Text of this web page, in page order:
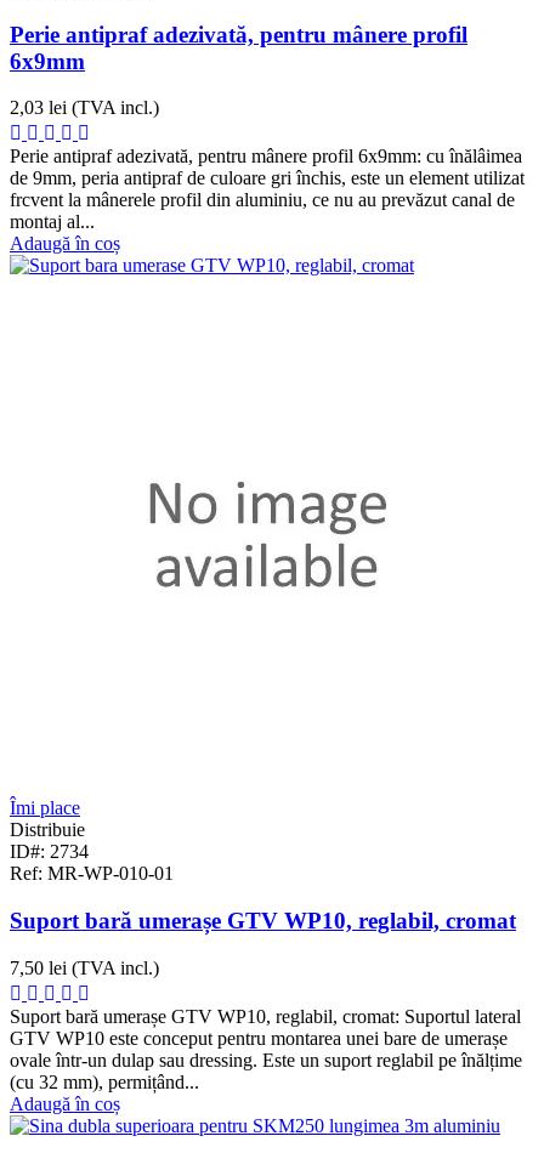
Perie antipraf adezivată, pentru mânere profil
6x9mm
2,03 lei (TVA incl.)
Perie antipraf adezivată, pentru mânere profil 6x9mm: cu înălâimea
de 9mm, peria antipraf de culoare gri închis, este un element utilizat
frcvent la mânerele profil din aluminiu, ce nu au prevăzut canal de
montaj al...
Adaugă în coș
Îmi place
Distribuie
ID#: 2734
Ref: MR-WP-010-01
Suport bară umerașe GTV WP10, reglabil, cromat
7,50 lei (TVA incl.)
Suport bară umerașe GTV WP10, reglabil, cromat: Suportul lateral
GTV WP10 este conceput pentru montarea unei bare de umerașe
ovale într-un dulap sau dressing. Este un suport reglabil pe înălțime
(cu 32 mm), permițând...
Adaugă în coș